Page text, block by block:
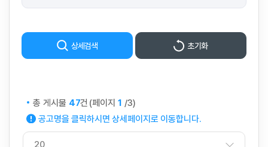
상세검색 초기화
총 게시물 47건 (페이지1 /3)
공고명을 클릭하시면 상세페이지로 이동합니다.